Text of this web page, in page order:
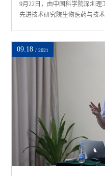
9月22日，由中国科学院深圳理
先进技术研究院生物医药与技
潘璠主持。李斌教授的主要研
免疫、自身免疫、移植免疫、
A503会议室，李斌教授作了题
09.18 / 2021